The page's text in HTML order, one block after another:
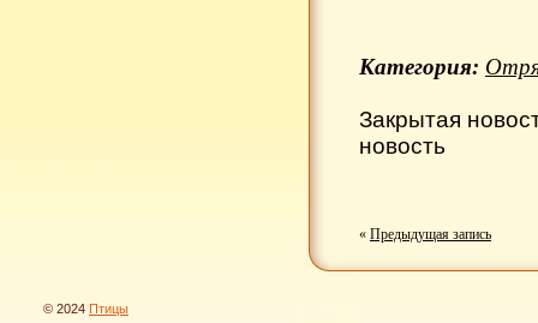
Категория:
Закрытая
новость
« Предыдущая запись
© 2024 Птицы